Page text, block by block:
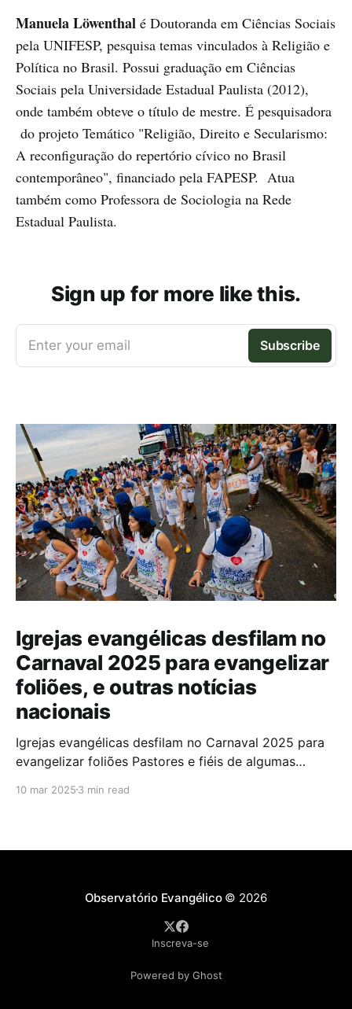
Manuela Löwenthal é Doutoranda em Ciências Sociais
pela UNIFESP, pesquisa temas vinculados à Religião e
Política no Brasil. Possui graduação em Ciências
Sociais pela Universidade Estadual Paulista (2012),
onde também obteve o título de mestre. É pesquisadora
do projeto Temático "Religião, Direito e Secularismo:
A reconfiguração do repertório cívico no Brasil
contemporâneo", financiado pela FAPESP. Atua
também como Professora de Sociologia na Rede
Estadual Paulista.
Sign up for more like this.
Enter your email Subscribe
Igrejas evangélicas desfilam no
Carnaval 2025 para evangelizar
foliões, e outras notícias
nacionais
Igrejas evangélicas desfilam no Carnaval 2025 para
evangelizar foliões Pastores e fiéis de algumas
2025 com blocos de bateria, utilizando a festa como
celebração. A presença de igrejas evangélicas
10 mar 2025 3 min read
Observatório Evangélico© 2026
Inscreva-se
Powered by Ghost